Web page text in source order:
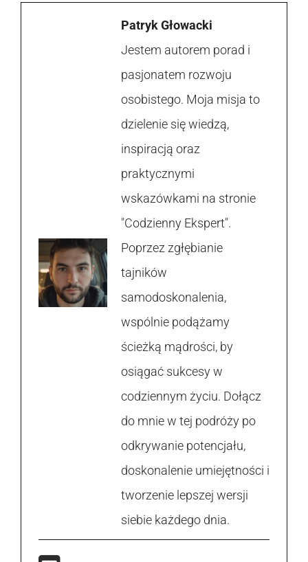
Patryk Głowacki
Jestem autorem porad i
pasjonatem rozwoju
osobistego. Moja misja to
dzielenie się wiedzą,
inspiracją oraz
praktycznymi
wskazówkami na stronie
"Codzienny Ekspert".
Poprzez zgłębianie
tajników
samodoskonalenia,
wspólnie podążamy
ścieżką mądrości, by
osiągać sukcesy w
codziennym życiu. Dołącz
do mnie w tej podróży po
odkrywanie potencjału,
doskonalenie umiejętności i
tworzenie lepszej wersji
siebie każdego dnia.